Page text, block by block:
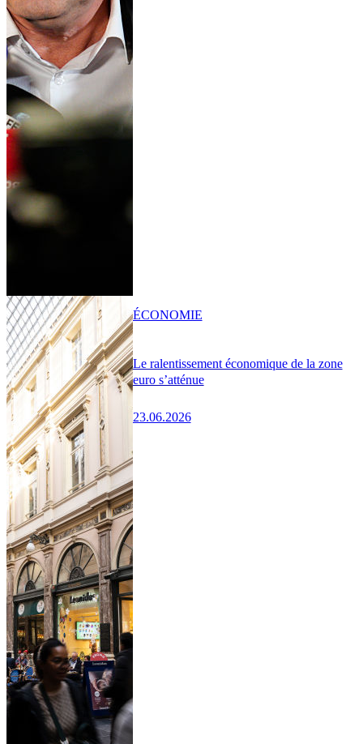
Le ralentissement économique de la zone
euro s’atténue
23.06.2026
ÉCONOMIE